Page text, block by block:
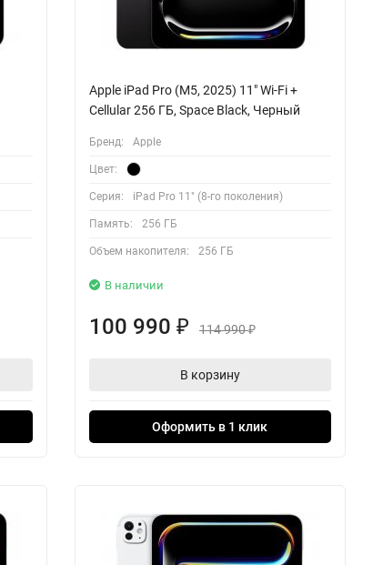
Apple iPad Pro (M5, 2025) 11" Wi-Fi +
Cellular 256 ГБ, Space Black, Черный
Бренд: Apple
Цвет:
Серия: iPad Pro 11" (8-го поколения)
Память: 256 ГБ
Объем накопителя: 256 ГБ
В наличии
100 990 ₽ 114 990₽
В корзину
Оформить в 1 клик